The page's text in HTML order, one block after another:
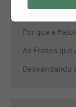
Por que a
As Frases que
Desvendando